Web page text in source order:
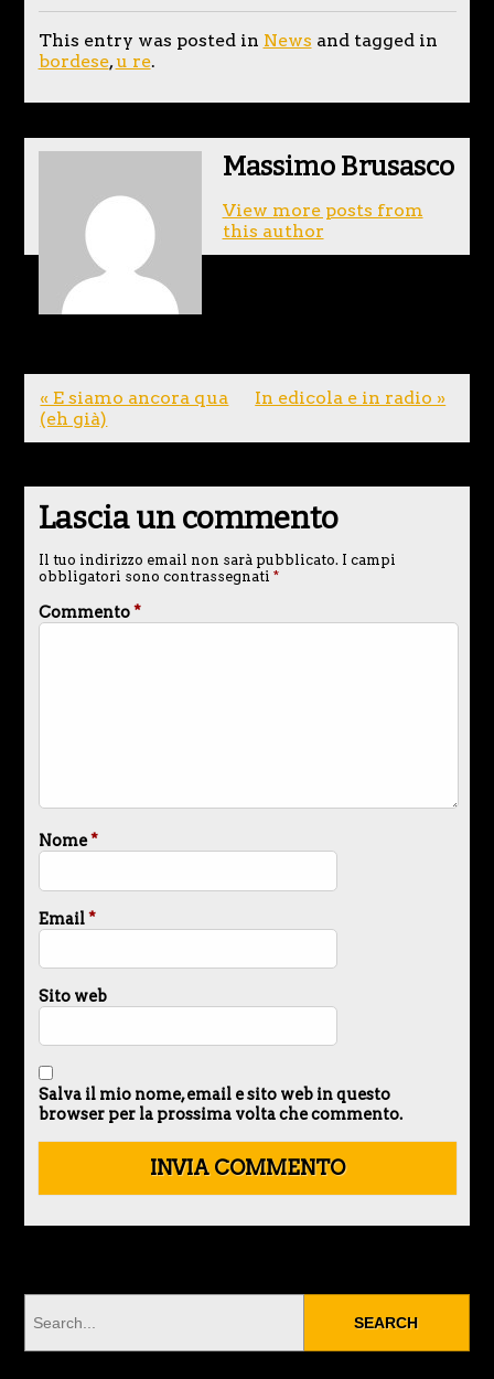
This entry was posted in News and tagged in
bordese,u re.
Massimo Brusasco
View more posts from
this author
« E siamo ancora qua
(eh già)
In edicola e in radio »
Lascia un commento
Il tuo indirizzo email non sarà pubblicato. I campi
obbligatori sono contrassegnati *
Commento*
Nome*
Email*
Sito web
Salva il mio nome, email e sito web in questo
browser per la prossima volta che commento.